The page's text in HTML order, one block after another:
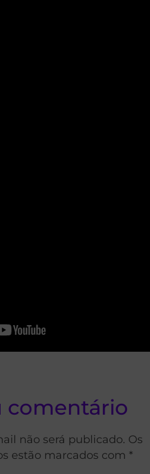
comentário
não será publicado. Os
estão marcados com *